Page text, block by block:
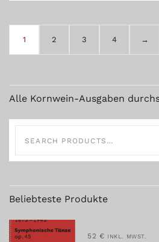
1 2 3 4 →
Alle Kornwein-Ausgaben
FOR:
Beliebteste Produkte
52 € INKL. MWST.